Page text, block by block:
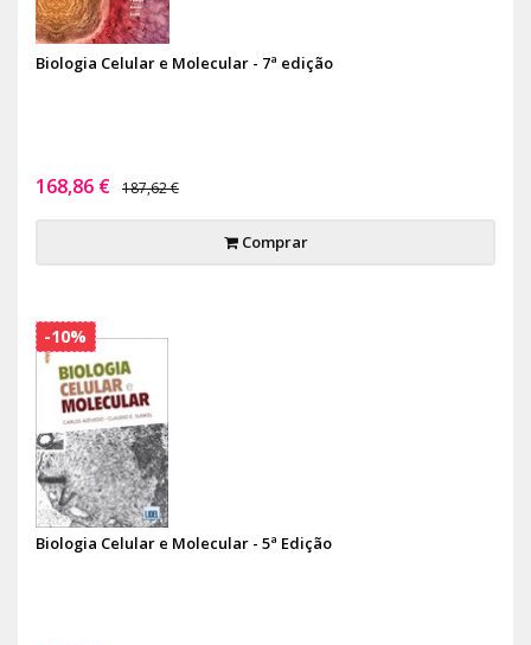
Biologia Celular e Molecular - 7ª edição
168,86 € 187,62 €
Comprar
Biologia Celular e Molecular - 5ª Edição
-10%